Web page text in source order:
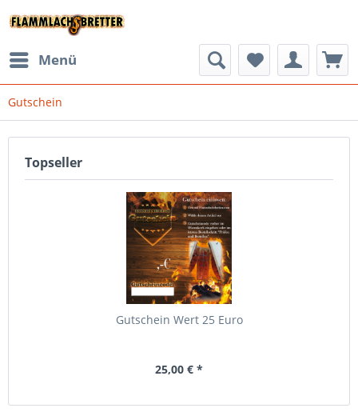
Menü
Gutschein
Topseller
Gutschein Wert 25 Euro
25,00 € *